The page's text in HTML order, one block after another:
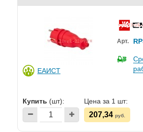
ЕАИСТ
Арт.
Купить (шт): Цена за 1 шт:
207,34 руб.